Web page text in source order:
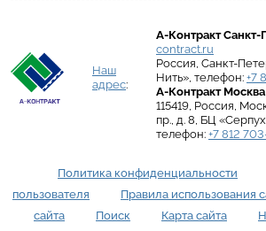
Наш
адрес:
А-Контракт Санкт-
contract.ru
Россия, Санкт-
Нить», телефон: +7
А-Контракт Москва
115419, Россия,
пр., д. 8, БЦ
телефон: +7 812
Политика конфиденциальности
пользователя
Правила использования
сайта
Поиск Карта сайта